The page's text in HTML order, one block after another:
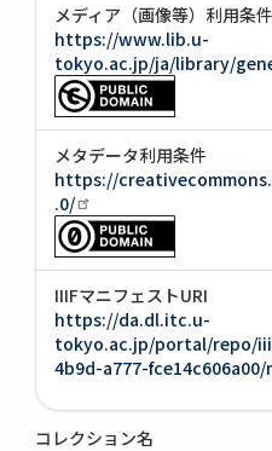
メディア（画像等）利用条件
https://www.lib.u-
tokyo.ac.jp/ja/library/
メタデータ利用条件
https://
.0/
IIIFマニフェストURI
https://da.dl.itc.u-
tokyo.ac.jp/portal/repo/
4b9d-a777-
コレクション名